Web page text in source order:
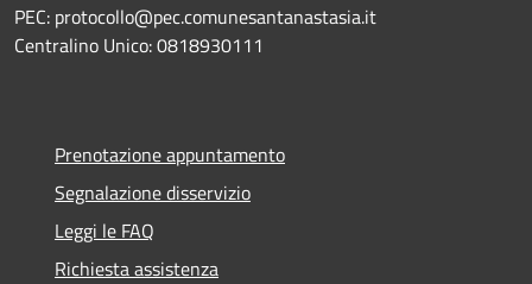
PEC: protocollo@pec.comunesantanastasia.it
Centralino Unico: 0818930111
Prenotazione appuntamento
Segnalazione disservizio
Leggi le FAQ
Richiesta assistenza